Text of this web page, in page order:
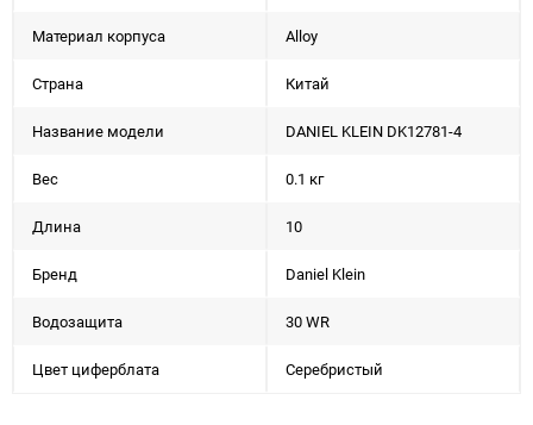
Материал корпуса Alloy
Страна Китай
Название модели DANIEL KLEIN DK12781-4
Вес 0.1 кг
Длина 10
Бренд Daniel Klein
Водозащита 30 WR
Цвет циферблата Серебристый